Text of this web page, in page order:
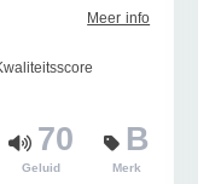
Meer info
70
Geluid
B
Merk